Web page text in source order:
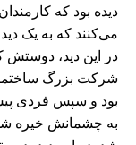
دیده بود که
می‌کنند که به یک
در این دید،
شرکت بزرگ
بود و سپس فردی
به چشمانش خیره